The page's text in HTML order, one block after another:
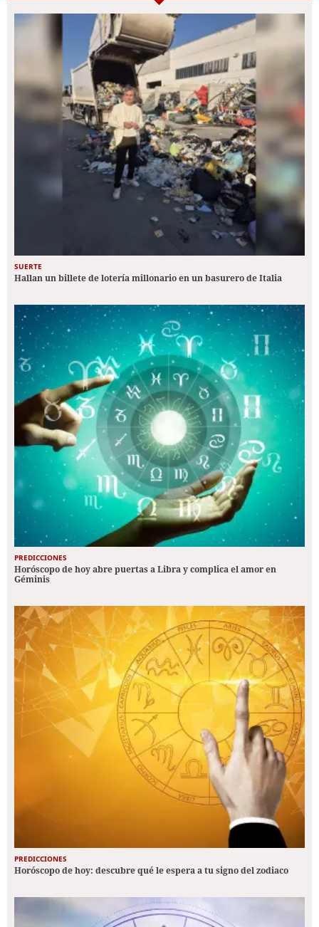
SUERTE
Hallan un billete de lotería millonario en un basurero de Italia
PREDICCIONES
Horóscopo de hoy abre puertas a Libra y complica el amor en
Géminis
PREDICCIONES
Horóscopo de hoy: descubre qué le espera a tu signo del zodiaco